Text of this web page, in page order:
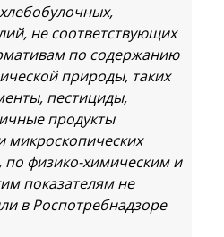
не соответствующих
по содержанию
природы, таких
пестициды,
продукты
микроскопических
по физико-химическим и
показателям не
в Роспотребнадзоре